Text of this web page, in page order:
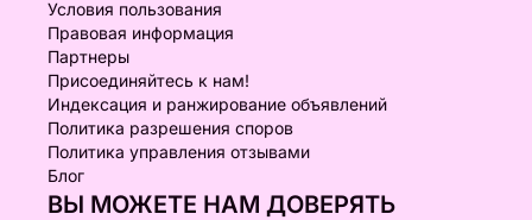
Условия пользования
Правовая информация
Партнеры
Присоединяйтесь к нам!
Индексация и ранжирование объявлений
Политика разрешения споров
Политика управления отзывами
Блог
ВЫ МОЖЕТЕ НАМ ДОВЕРЯТЬ